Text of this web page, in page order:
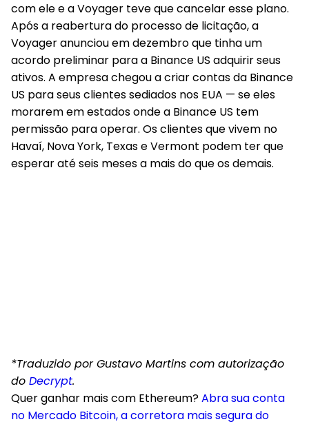
com ele e a Voyager teve que cancelar esse plano.
Após a reabertura do processo de licitação, a
Voyager anunciou em dezembro que tinha um
acordo preliminar para a Binance US adquirir seus
ativos. A empresa chegou a criar contas da Binance
US para seus clientes sediados nos EUA — se eles
morarem em estados onde a Binance US tem
permissão para operar. Os clientes que vivem no
Havaí, Nova York, Texas e Vermont podem ter que
esperar até seis meses a mais do que os demais.
*Traduzido por Gustavo Martins com autorização
do Decrypt.
Quer ganhar mais com Ethereum?Abra sua conta
no Mercado Bitcoin, a corretora mais segura do